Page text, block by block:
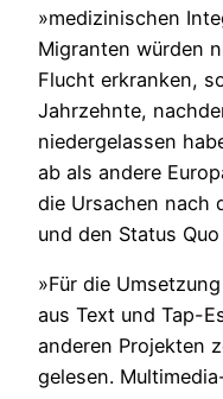
»medizinischen
Migranten würden
Flucht erkranken,
Jahrzehnte,
niedergelassen
ab als andere
die Ursachen nach
und den Status
»Für die
aus Text und Tap-
anderen Projekten
gelesen.